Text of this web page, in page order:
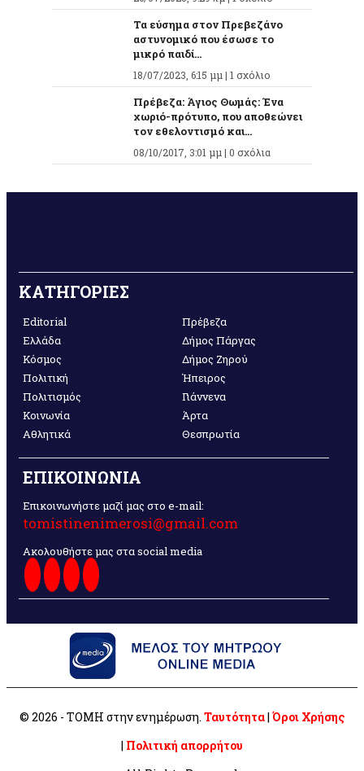
Τα εύσημα στον Πρεβεζάνο
αστυνομικό που έσωσε το
μικρό παιδί...
18/07/2023, 6:15 μμ | 1 σχόλιο
Πρέβεζα: Άγιος Θωμάς: Ένα
χωριό-πρότυπο, που αποθεώνει
τον εθελοντισμό και...
08/10/2017, 3:01 μμ | 0 σχόλια
ΚΑΤΗΓΟΡΙΕΣ
Editorial
Ελλάδα
Κόσμος
Πολιτική
Πολιτισμός
Κοινωνία
Αθλητικά
Πρέβεζα
Δήμος Πάργας
Δήμος Ζηρού
Ήπειρος
Γιάννενα
Άρτα
Θεσπρωτία
ΕΠΙΚΟΙΝΩΝΙΑ
Επικοινωνήστε μαζί μας στο e-mail:
tomistinenimerosi@gmail.com
Ακολουθήστε μας στα social media
© 2026 - ΤΟΜΗ στην ενημέρωση. Ταυτότητα| Όροι Χρήσης
| Πολιτική απορρήτου